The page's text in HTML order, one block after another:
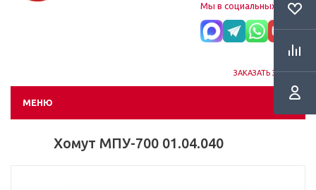
Мы в социальных сетях:
ЗАКАЗАТЬ ЗВОНОК
МЕНЮ
Хомут МПУ-700 01.04.040